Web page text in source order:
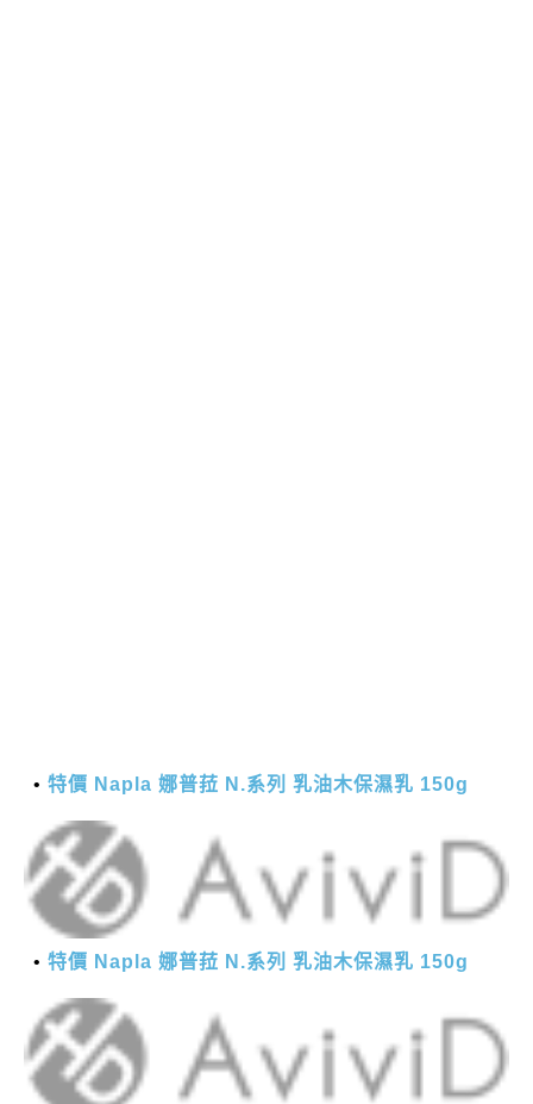
特價 Napla 娜普菈 N.系列 乳油木保濕乳 150g
特價 Napla 娜普菈 N.系列 乳油木保濕乳 150g